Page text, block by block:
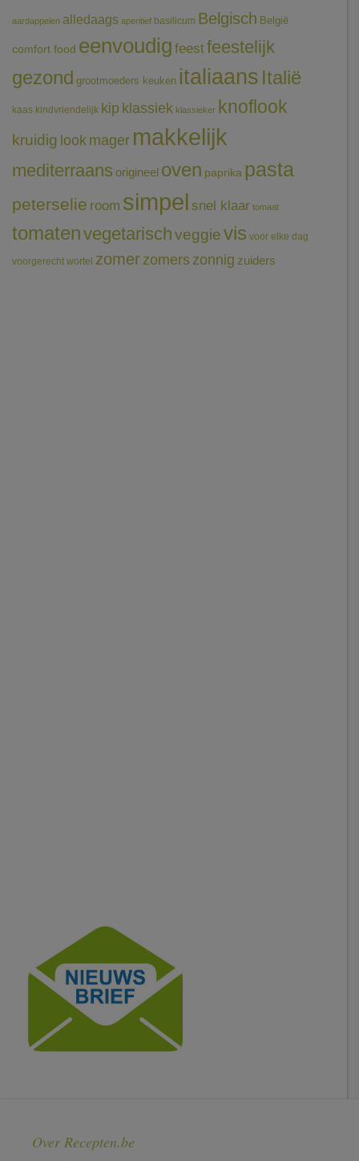
aardappelen alledaags aperitief basilicum Belgisch België
comfort food eenvoudig feestfeestelijk
gezond grootmoeders keuken italiaans Italië
kaas kindvriendelijk kip klassiek klassieker knoflook
kruidig look mager makkelijk
mediterraans origineel oven paprika pasta
peterselie room simpel snel klaar tomaat
tomatenvegetarischveggievis voor elke dag
voorgerecht wortel zomerzomerszonnig zuiders
Over Recepten.be